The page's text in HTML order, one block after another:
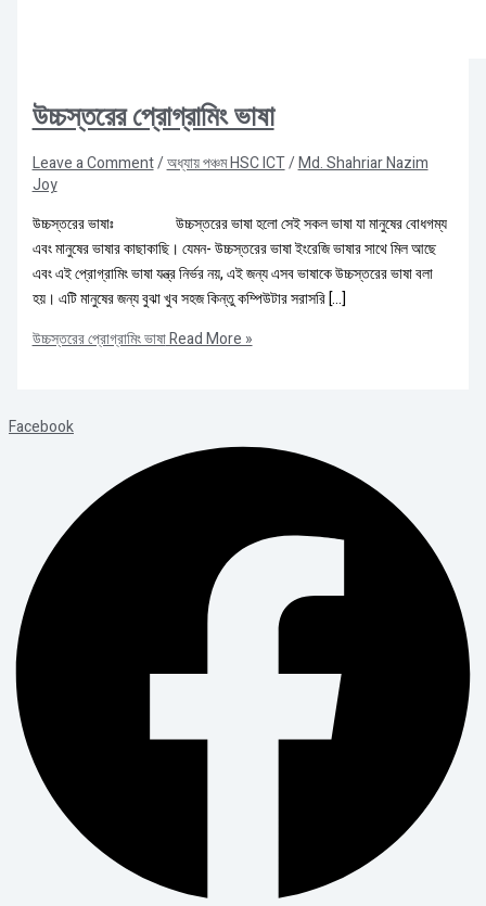
উচ্চস্তরের প্রোগ্রামিং ভাষা
Leave a Comment/অধ্যায় পঞ্চম HSC ICT/Md. Shahriar Nazim
Joy
উচ্চস্তরের ভাষাঃ উচ্চস্তরের ভাষা হলো সেই সকল ভাষা যা মানুষের বোধগম্য
এবং মানুষের ভাষার কাছাকাছি। যেমন- উচ্চস্তরের ভাষা ইংরেজি ভাষার সাথে মিল আছে
এবং এই প্রোগ্রামিং ভাষা যন্ত্র নির্ভর নয়, এই জন্য এসব ভাষাকে উচ্চস্তরের ভাষা বলা
হয়। এটি মানুষের জন্য বুঝা খুব সহজ কিন্তু কম্পিউটার সরাসরি […]
উচ্চস্তরের প্রোগ্রামিং ভাষাRead More »
Facebook